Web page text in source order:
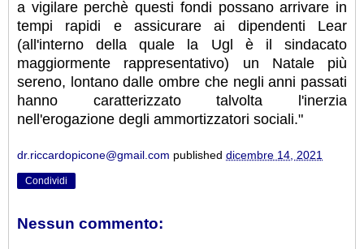
a vigilare perchè questi fondi possano arrivare in
tempi rapidi e assicurare ai dipendenti Lear
(all'interno della quale la Ugl è il sindacato
maggiormente rappresentativo) un Natale più
sereno, lontano dalle ombre che negli anni passati
hanno caratterizzato talvolta l'inerzia
nell'erogazione degli ammortizzatori sociali."
dr.riccardopicone@gmail.com published dicembre 14, 2021
Condividi
Nessun commento: